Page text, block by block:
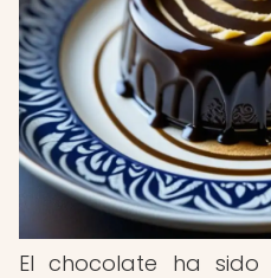
El chocolate ha sido